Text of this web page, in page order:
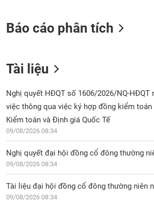
Báo cáo phân tích
Tài liệu
Nghị quyết HĐQT số 1606/2026/NQ-HĐQT
việc thông qua việc ký hợp đồng kiểm
Kiểm toán và Định giá Quốc Tế
09/08/2026 08:34
Nghị quyết đại hội đồng cổ đông thường
09/08/2026 08:34
Tài liệu đại hội đồng cổ đông thường niên
09/08/2026 08:34